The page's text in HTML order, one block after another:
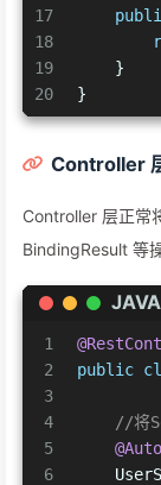
17
18
19
20
    }
}
Controller
Controller 层正常
BindingResult 等
JAVA
1
2
3
4
5
6
public
//将